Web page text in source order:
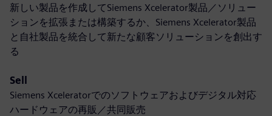
新しい製品を作成してSiemens Xcelerator製品／ソリュー
ションを拡張または構築するか、Siemens Xcelerator製品
と自社製品を統合して新たな顧客ソリューションを創出す
る
Sell
Siemens Xceleratorでのソフトウェアおよびデジタル対応
ハードウェアの再販／共同販売